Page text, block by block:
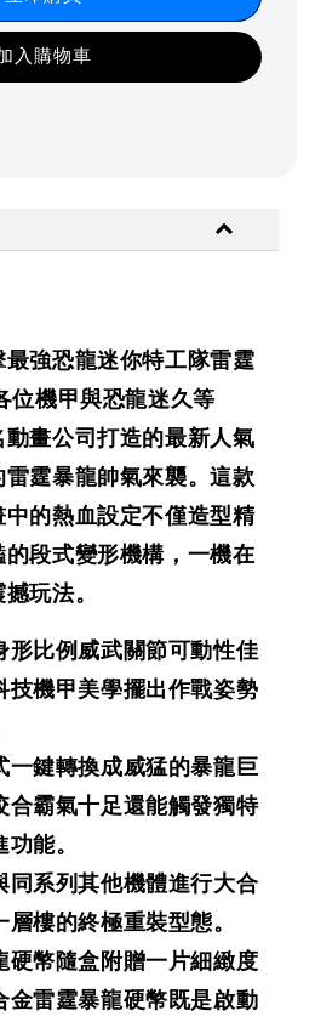
入購物車
強恐龍迷你特工隊雷霆
位機甲與恐龍迷久等
畫公司打造的最新人氣
霆暴龍帥氣來襲。這款
的熱血設定不僅造型精
段式變形機構，一機在
玩法。
形比例威武關節可動性佳
技機甲美學擺出作戰姿勢
一鍵轉換成威猛的暴龍巨
合霸氣十足還能觸發獨特
能。
同系列其他機體進行大合
樓的終極重裝型態。
硬幣隨盒附贈一片細緻度
金雷霆暴龍硬幣既是啟動